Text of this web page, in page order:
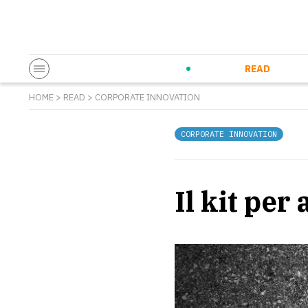
READ
HOME > READ > CORPORATE INNOVATION
CORPORATE INNOVATION
Il kit per